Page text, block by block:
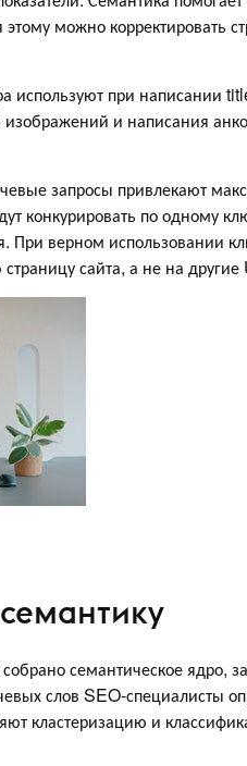
этому можно корректировать
используют при написании
и написания
запросы привлекают
конкурировать по одному
При верном использовании
сайта, а не на другие
семантическое ядро,
слов SEO-специалисты
кластеризацию и